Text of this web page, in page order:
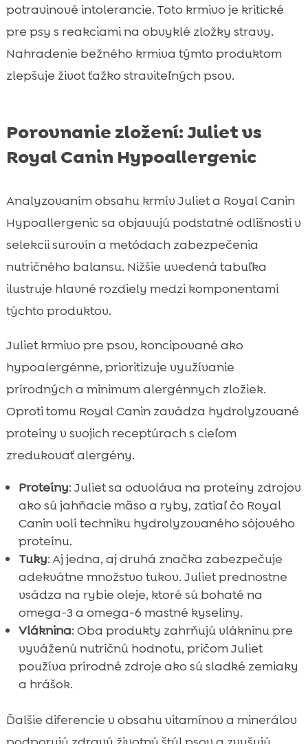
potravinové intolerancie. Toto krmivo je kritické
pre psy s reakciami na obvyklé zložky stravy.
Nahradenie bežného krmiva týmto produktom
zlepšuje život ťažko straviteľných psov.
Porovnanie zložení: Juliet vs
Royal Canin Hypoallergenic
Analyzovaním obsahu krmív Juliet a Royal Canin
Hypoallergenic sa objavujú podstatné odlišnosti v
selekcii surovín a metódach zabezpečenia
nutričného balansu. Nižšie uvedená tabuľka
ilustruje hlavné rozdiely medzi komponentami
týchto produktov.
Juliet krmivo pre psov, koncipované ako
hypoalergénne, prioritizuje využívanie
prírodných a minimum alergénnych zložiek.
Oproti tomu Royal Canin zavádza hydrolyzované
proteíny v svojich receptúrach s cieľom
zredukovať alergény.
Proteíny: Juliet sa odvoláva na proteíny zdrojov
ako sú jahňacie mäso a ryby, zatiaľ čo Royal
Canin volí techniku hydrolyzovaného sójového
proteínu.
Tuky: Aj jedna, aj druhá značka zabezpečuje
adekvátne množstvo tukov. Juliet prednostne
vsádza na rybie oleje, ktoré sú bohaté na
omega-3 a omega-6 mastné kyseliny.
Vláknina: Oba produkty zahrňujú vlákninu pre
vyváženú nutričnú hodnotu, pričom Juliet
používa prírodné zdroje ako sú sladké zemiaky
a hrášok.
Ďalšie diferencie v obsahu vitamínov a minerálov